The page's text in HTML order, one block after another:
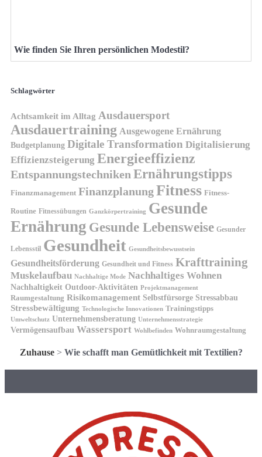
Wie finden Sie Ihren persönlichen Modestil?
Schlagwörter
Achtsamkeit im Alltag Ausdauersport
Ausdauertraining Ausgewogene Ernährung
Budgetplanung Digitale Transformation Digitalisierung
Effizienzsteigerung Energieeffizienz
Entspannungstechniken Ernährungstipps
Finanzmanagement Finanzplanung Fitness Fitness-
Routine Fitnessübungen Ganzkörpertraining Gesunde
Ernährung Gesunde Lebensweise Gesunder
Lebensstil Gesundheit Gesundheitsbewusstsein
Gesundheitsförderung Gesundheit und Fitness Krafttraining
Muskelaufbau Nachhaltige Mode Nachhaltiges Wohnen
Nachhaltigkeit Outdoor-Aktivitäten Projektmanagement
Raumgestaltung Risikomanagement Selbstfürsorge Stressabbau
Stressbewältigung Technologische Innovationen Trainingstipps
Umweltschutz Unternehmensberatung Unternehmensstrategie
Vermögensaufbau Wassersport Wohlbefinden Wohnraumgestaltung
Zuhause> Wie schafft man Gemütlichkeit mit Textilien?